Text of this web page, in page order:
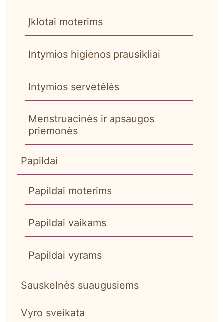
Įklotai moterims
Intymios higienos prausikliai
Intymios servetėlės
Menstruacinės ir apsaugos
priemonės
Papildai
Papildai moterims
Papildai vaikams
Papildai vyrams
Sauskelnės suaugusiems
Vyro sveikata